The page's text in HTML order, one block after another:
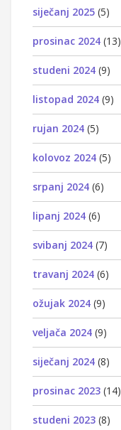
siječanj 2025 (5)
prosinac 2024 (13)
studeni 2024 (9)
listopad 2024 (9)
rujan 2024 (5)
kolovoz 2024 (5)
srpanj 2024 (6)
lipanj 2024 (6)
svibanj 2024 (7)
travanj 2024 (6)
ožujak 2024 (9)
veljača 2024 (9)
siječanj 2024 (8)
prosinac 2023 (14)
studeni 2023 (8)